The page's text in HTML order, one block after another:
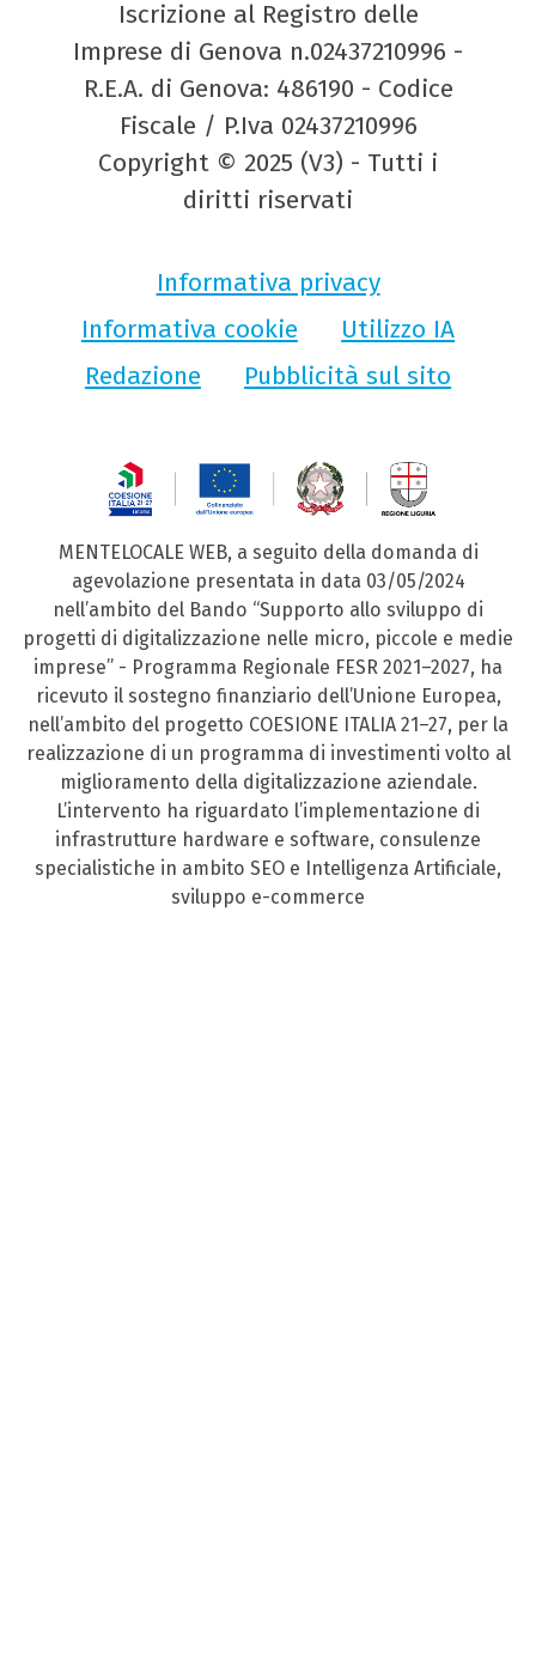
Iscrizione al Registro delle
Imprese di Genova n.02437210996 -
R.E.A. di Genova: 486190 - Codice
Fiscale / P.Iva 02437210996
Copyright © 2025 (V3) - Tutti i
diritti riservati
Informativa privacy
Informativa cookie
Utilizzo IA
Redazione
Pubblicità sul sito
MENTELOCALE WEB, a seguito della domanda di
agevolazione presentata in data 03/05/2024
nell’ambito del Bando “Supporto allo sviluppo di
progetti di digitalizzazione nelle micro, piccole e medie
imprese” - Programma Regionale FESR 2021–2027, ha
ricevuto il sostegno finanziario dell’Unione Europea,
nell’ambito del progetto COESIONE ITALIA 21–27, per la
realizzazione di un programma di investimenti volto al
miglioramento della digitalizzazione aziendale.
L’intervento ha riguardato l’implementazione di
infrastrutture hardware e software, consulenze
specialistiche in ambito SEO e Intelligenza Artificiale,
sviluppo e-commerce